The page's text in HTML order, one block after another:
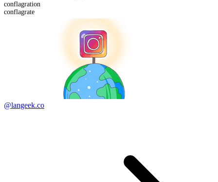
conflagration
conflagrate
@langeek.co